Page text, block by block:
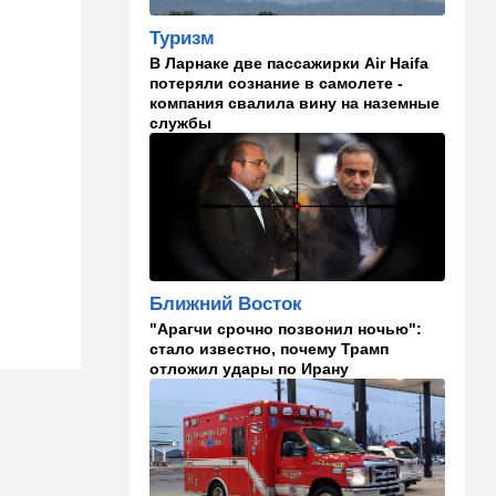
Помогите найти: пропала
Эльмира из Рамат-Гана
23:35 Мнения
Безо всяких табу
Израиль
Проживающий в России
израильтянин прямо с
самолета угодил в ШАБАК
Израиль
"Сумасшедшие рулят
психбольницей": новое
назначение в ООН вызвало
критику
Мнения
О му…ках, шаббате и
конституции…
20:20 Израиль
Туризм
В Ларнаке две пассажирки Air Haifa
потеряли сознание в самолете -
компания свалила вину на наземные
службы
Ближний Восток
"Арагчи срочно позвонил ночью":
стало известно, почему Трамп
отложил удары по Ирану